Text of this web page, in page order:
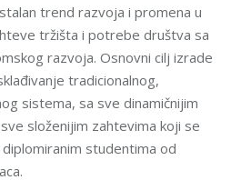
trend razvoja i promena u
tržišta i potrebe društva sa
razvoja. Osnovni cilj izrade
tradicionalnog,
sistema, sa sve dinamičnijim
složenijim zahtevima koji se
studentima od